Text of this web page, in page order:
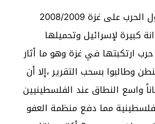
تقرير غولدستون حول الحرب على غزة 2008/2009
كبيرة لإسرائيل وتحميلها
ارتكبتها في غزة وهو ما أثار
وطالبوا بسحب التقرير ،إلا أن
واسع النطاق عند الفلسطينيين
مما دفع منظمة العفو